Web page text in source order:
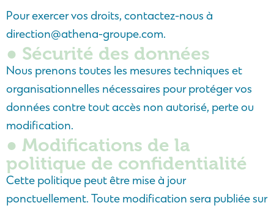
Pour exercer vos droits, contactez-nous à
direction@athena-groupe.com.
● Sécurité des données
Nous prenons toutes les mesures techniques et
organisationnelles nécessaires pour protéger vos
données contre tout accès non autorisé, perte ou
modification.
● Modifications de la
politique de confidentialité
Cette politique peut être mise à jour
ponctuellement. Toute modification sera publiée sur